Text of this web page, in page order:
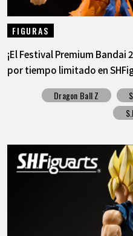
FIGURAS
¡El Festival Premium Bandai
por tiempo limitado en
Dragon Ball Z